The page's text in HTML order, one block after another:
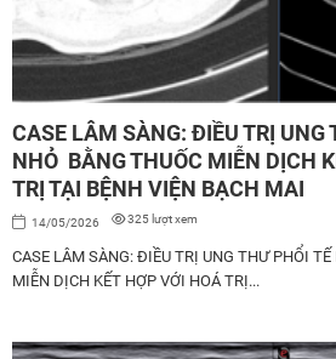
CASE LÂM SÀNG: ĐIỀU TRỊ UNG
NHỎ BẰNG THUỐC MIỄN DỊCH
TRỊ TẠI BỆNH VIỆN BẠCH MAI
14/05/2026 325 lượt xem
CASE LÂM SÀNG: ĐIỀU TRỊ UNG THƯ PHỔI
MIỄN DỊCH KẾT HỢP VỚI HOÁ TRỊ...